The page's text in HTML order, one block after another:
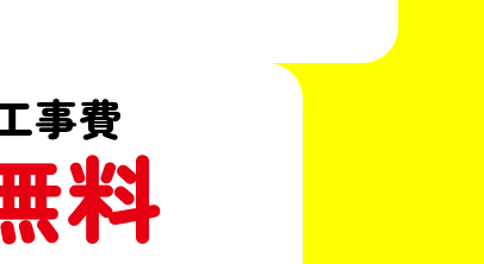
事費
料